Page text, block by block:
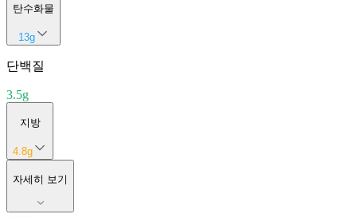
탄수화물
13g
단백질
3.5g
지방
4.8g
자세히 보기